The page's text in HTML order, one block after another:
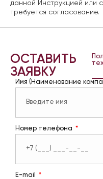
данной Инструкцией или
требуется согласование.
ОСТАВИТЬ
ЗАЯВКУ
Имя (Наименование
Номер телефона
E-mail